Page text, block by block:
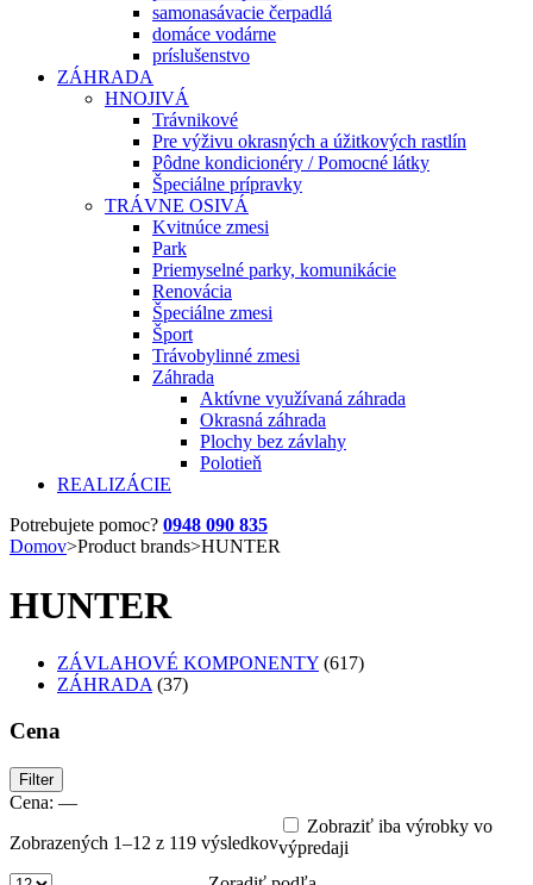
samonasávacie čerpadlá
domáce vodárne
príslušenstvo
ZÁHRADA
HNOJIVÁ
Trávnikové
Pre výživu okrasných a úžitkových rastlín
Pôdne kondicionéry / Pomocné látky
Špeciálne prípravky
TRÁVNE OSIVÁ
Kvitnúce zmesi
Park
Priemyselné parky, komunikácie
Renovácia
Špeciálne zmesi
Šport
Trávobylinné zmesi
Záhrada
Aktívne využívaná záhrada
Okrasná záhrada
Plochy bez závlahy
Polotieň
REALIZÁCIE
Potrebujete pomoc? 0948 090 835
Domov>Product brands>HUNTER
HUNTER
ZÁVLAHOVÉ KOMPONENTY (617)
ZÁHRADA (37)
Cena
Minimálna
cena
Maximálna
cena
Filter
Cena: —
Zobrazených 1–12 z 119 výsledkov
Zobraziť iba výrobky vo
výpredaji